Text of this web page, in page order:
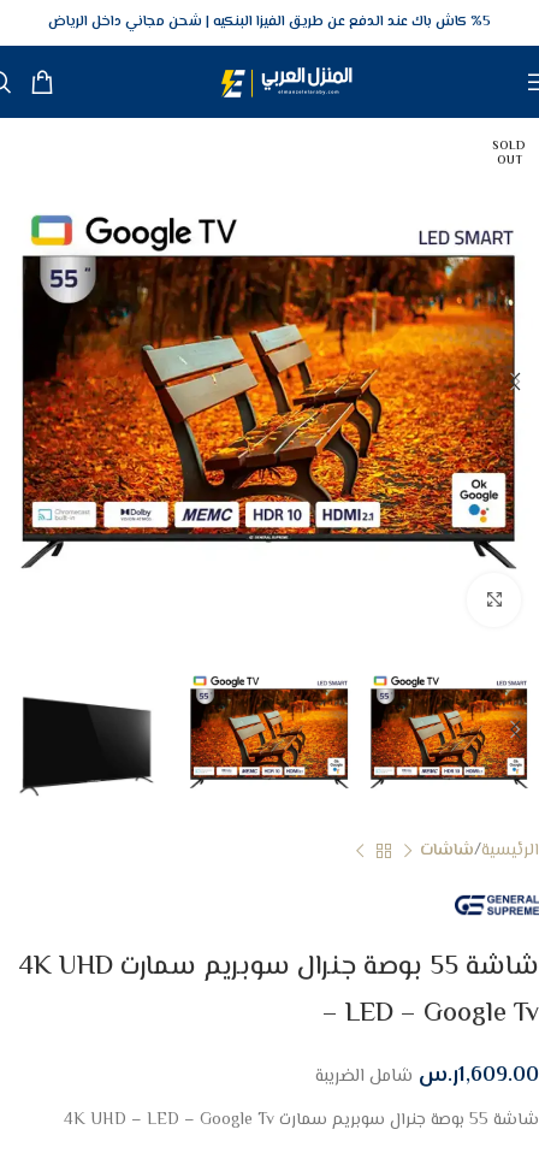
5‎% كاش باك عند الدفع عن طريق الفيزا البنكيه شحن مجاني داخل الرياض
SOLD
OUT
الرئيسية شاشات
شاشة 55 بوصة جنرال سوبريم سمارت 4K UHD
– LED – Google Tv
1,609.00ر.س شامل الضريبة
شاشة 55 بوصة جنرال سوبريم سمارت 4K UHD – LED – Google Tv